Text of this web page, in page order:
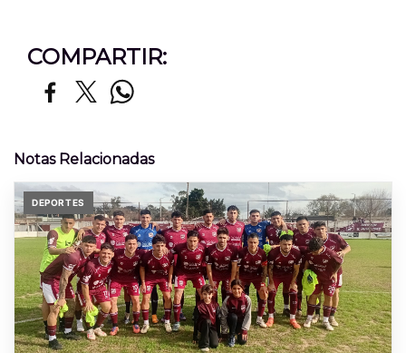
COMPARTIR:
Notas Relacionadas
DEPORTES